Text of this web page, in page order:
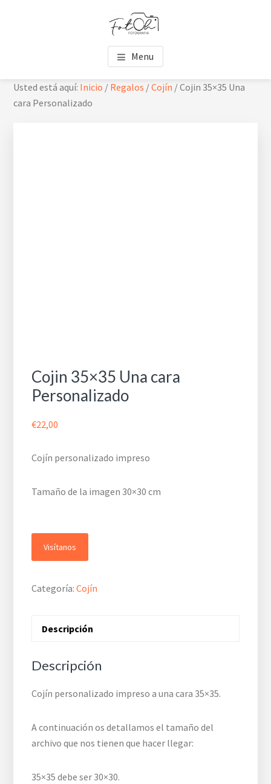
Menu
Usted está aquí: Inicio / Regalos /Cojín /Cojin 35×35 Una
cara Personalizado
Cojin 35×35 Una cara
Personalizado
€22,00
Cojín personalizado impreso
Tamaño de la imagen 30×30 cm
Visítanos
Categoría:Cojín
Descripción
Descripción
Cojín personalizado impreso a una cara 35×35.
A continuación os detallamos el tamaño del
archivo que nos tienen que hacer llegar:
35×35 debe ser 30×30.